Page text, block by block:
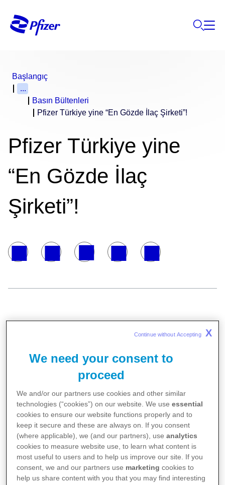
Başlangıç
...
Basın Bültenleri
Pfizer Türkiye yine “En Gözde İlaç Şirketi”!
Pfizer Türkiye yine
“En Gözde İlaç
Şirketi”!
Bloomberg Businessweek Türkiye'nin altı
Gözde Şirketleri” araştırmasında Pfizer
Türkiye tüm sektörler içerisinde
geçtiğimiz seneye göre iki basamak
yükselerek 11. sırada yer aldı. 18 binden
fazla öğrencinin katıldığı araştırmada bu
yıl listeye giren tek ilaç şirketi Pfizer oldu.
We need your consent to
proceed
We and/or our partners use cookies and other similar
technologies (“cookies”) on our website. We useessential
cookies to ensure our website functions properly and to
keep it secure and these are always on. If you consent
(where applicable), we (and our partners), useanalytics
cookies to measure website use, to learn what content is
most useful to users and to help us improve our site. If you
consent, we and our partners use marketing cookies to
help us share content with you that you may find interesting
Continue without Accepting X